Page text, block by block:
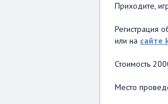
Приходите,
Регистрация
или на сайте
Стоимость
Место